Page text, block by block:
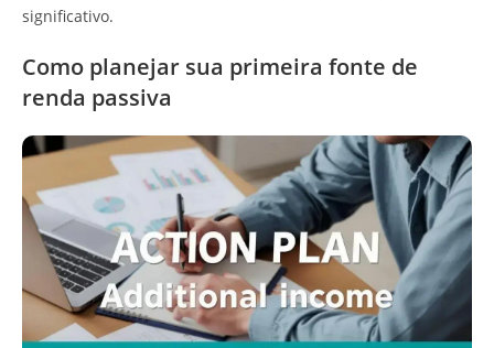
significativo.
Como planejar sua primeira fonte de
renda passiva